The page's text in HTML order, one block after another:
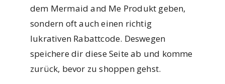
dem Mermaid and Me Produkt geben,
sondern oft auch einen richtig
lukrativen Rabattcode. Deswegen
speichere dir diese Seite ab und komme
zurück, bevor zu shoppen gehst.